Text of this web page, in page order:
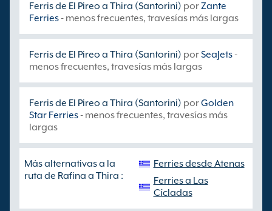
Ferris de El Pireo a Thira (Santorini) porZante
Ferries- menos frecuentes, travesías más largas
Ferris de El Pireo a Thira (Santorini) porSeaJets-
menos frecuentes, travesías más largas
Ferris de El Pireo a Thira (Santorini) porGolden
Star Ferries- menos frecuentes, travesías más
largas
Más alternativas a la
ruta de Rafina a Thira :
Ferries desde Atenas
Ferries a Las
Cícladas